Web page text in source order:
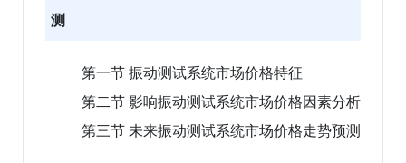
测
第一节 振动测试系统市场价格特征
第二节 影响振动测试系统市场价格因素分析
第三节 未来振动测试系统市场价格走势预测